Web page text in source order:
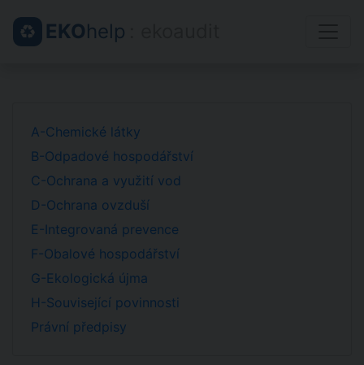
EKOhelp
A-Chemické látky
B-Odpadové hospodářství
C-Ochrana a využití vod
D-Ochrana ovzduší
E-Integrovaná prevence
F-Obalové hospodářství
G-Ekologická újma
H-Související povinnosti
Právní předpisy